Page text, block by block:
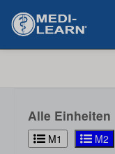
Alle Einheiten
M1 M2